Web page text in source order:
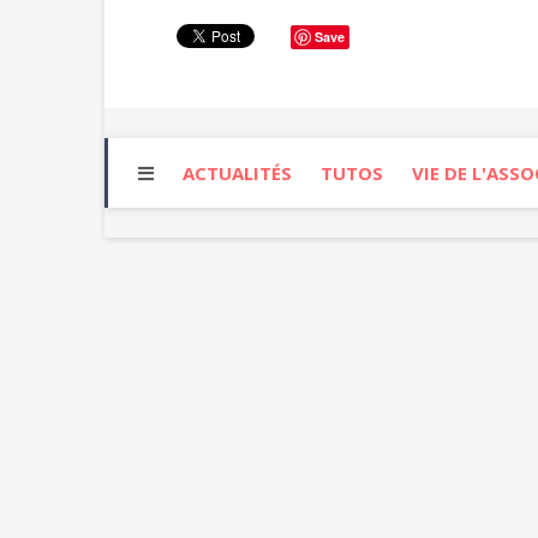
Save
ACTUALITÉS TUTOS VIE DE